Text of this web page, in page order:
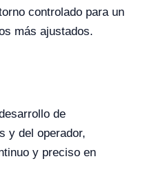
controlado para un
más ajustados.
de
y del operador,
y preciso en